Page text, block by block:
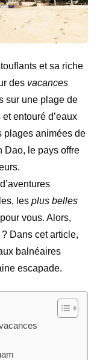
et sa riche
des vacances
sur une plage de
entouré d’eaux
plages animées de
Dao, le pays offre
les plus belles
vous. Alors,
Dans cet article,
balnéaires
escapade.